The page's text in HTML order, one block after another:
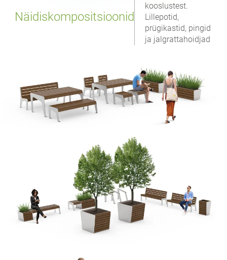
Näidiskompositsioonid
kooslustest.
Lillepotid,
prügikastid, pingid
ja jalgrattahoidjad